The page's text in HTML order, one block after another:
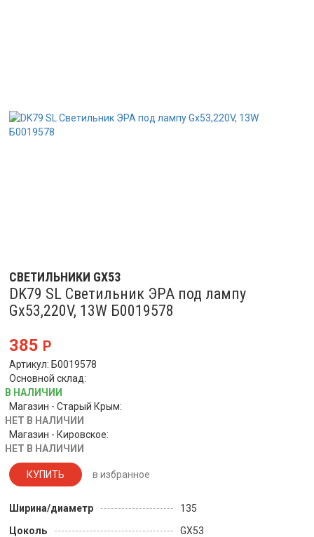
СВЕТИЛЬНИКИ GX53
DK79 SL Светильник ЭРА под лампу
Gx53,220V, 13W Б0019578
385 Р
Артикул: Б0019578
Основной склад:
В НАЛИЧИИ
Магазин - Старый Крым:
НЕТ В НАЛИЧИИ
Магазин - Кировское:
НЕТ В НАЛИЧИИ
КУПИТЬ в избранное
Ширина/диаметр
135
Цоколь
GX53